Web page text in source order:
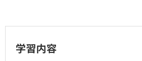
学習内容